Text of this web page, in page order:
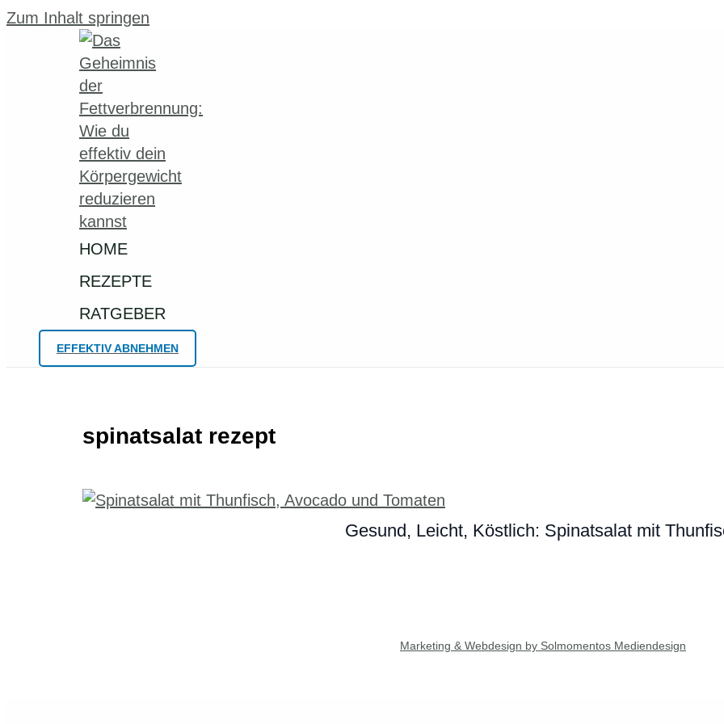
Zum Inhalt springen
HOME
REZEPTE
RATGEBER
EFFEKTIV ABNEHMEN
spinatsalat rezept
Gesund, Leicht, Köstlich: Spinatsalat mit
Marketing & Webdesign by Solmomentos Mediendesign